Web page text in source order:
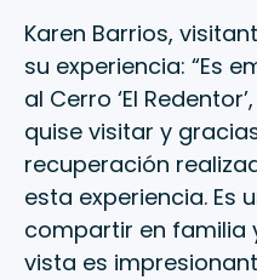
Karen Barrios,
su experiencia: “Es
al Cerro ‘El
quise visitar y
recuperación
esta experiencia. Es
compartir en familia
vista es